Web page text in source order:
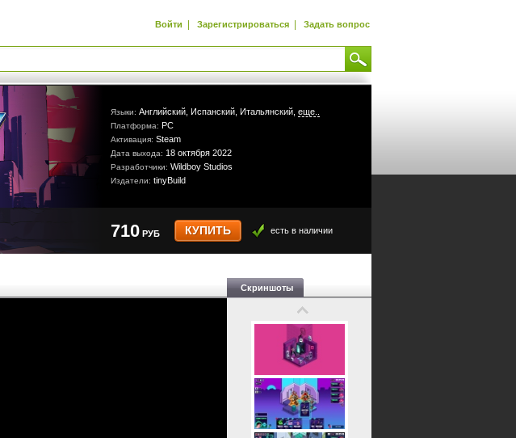
Войти | Зарегистрироваться | Задать вопрос
Языки: Английский, Испанский, Итальянский, еще..
Платформа: PC
Активация: Steam
Дата выхода: 18 октября 2022
Разработчики: Wildboy Studios
Издатели: tinyBuild
710 РУБ КУПИТЬ есть в наличии
Скриншоты